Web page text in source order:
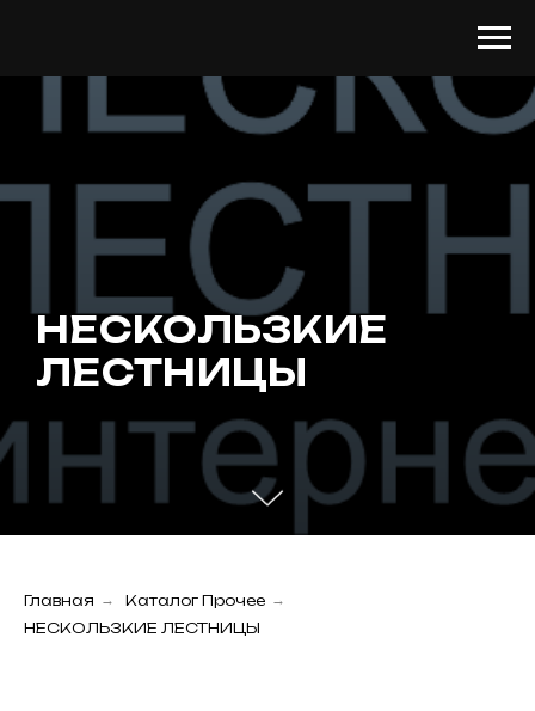
НЕСКОЛЬЗКИЕ
ЛЕСТНИЦЫ
Главная → Каталог Прочее →
НЕСКОЛЬЗКИЕ ЛЕСТНИЦЫ